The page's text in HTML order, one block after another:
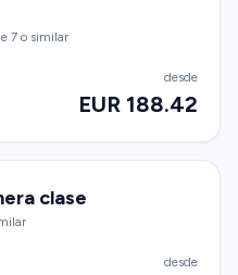
7 o similar
desde
EUR 188.42
clase
desde